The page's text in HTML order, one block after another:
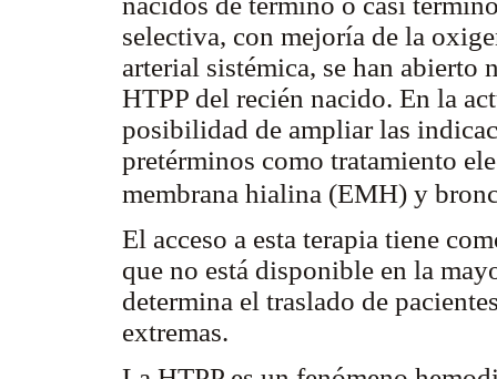
selectiva, con mejoría de la
arterial sistémica, se han abierto
HTPP del recién nacido. En la
posibilidad de ampliar las
pretérminos como tratamiento
membrana hialina (EMH) y
El acceso a esta terapia tiene
que no está disponible en la
determina el traslado de
extremas.